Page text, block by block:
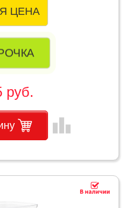
ЦЕНА
руб.
leaderboard